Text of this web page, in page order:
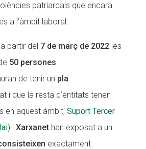
patriarcals que encara
a l’àmbit laboral.
partir del 7 de març de 2022les
50 persones
de tenir un pla
i que la resta d’entitats tenen
en aquest àmbit, Suport Tercer
) i Xarxanethan exposat a un
exactament